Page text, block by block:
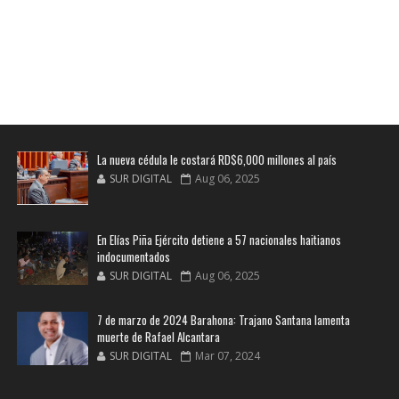
La nueva cédula le costará RD$6,000 millones al país
SUR DIGITAL Aug 06, 2025
En Elías Piña Ejército detiene a 57 nacionales haitianos
indocumentados
SUR DIGITAL Aug 06, 2025
7 de marzo de 2024 Barahona: Trajano Santana lamenta
muerte de Rafael Alcantara
SUR DIGITAL Mar 07, 2024